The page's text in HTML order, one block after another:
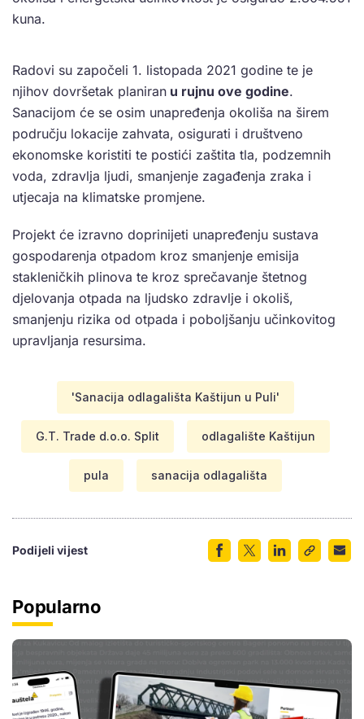
kuna.
Radovi su započeli 1. listopada 2021 godine te je
njihov dovršetak planiran u rujnu ove godine.
Sanacijom će se osim unapređenja okoliša na širem
području lokacije zahvata, osigurati i društveno
ekonomske koristiti te postići zaštita tla, podzemnih
voda, zdravlja ljudi, smanjenje zagađenja zraka i
utjecaja na klimatske promjene.
Projekt će izravno doprinijeti unapređenju sustava
gospodarenja otpadom kroz smanjenje emisija
stakleničkih plinova te kroz sprečavanje štetnog
djelovanja otpada na ljudsko zdravlje i okoliš,
smanjenju rizika od otpada i poboljšanju učinkovitog
upravljanja resursima.
'Sanacija odlagališta Kaštijun u Puli'
G.T. Trade d.o.o. Split odlagalište Kaštijun
pula sanacija odlagališta
Podijeli vijest
Popularno